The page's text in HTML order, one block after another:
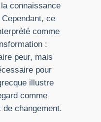
connaissance
ce
comme
:
peur, mais
pour
illustre
comme
changement.